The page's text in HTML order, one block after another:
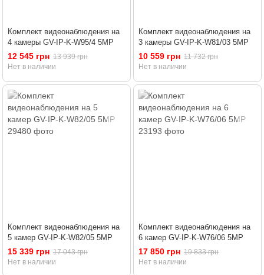
Комплект видеонаблюдения на
4 камеры GV-IP-K-W95/4 5MP
12 545 грн 13 939 грн
Нет в наличии
Комплект видеонаблюдения на
3 камеры GV-IP-K-W81/03 5MP
10 559 грн 11 732 грн
Нет в наличии
Комплект видеонаблюдения на
5 камер GV-IP-K-W82/05 5MP
15 339 грн 17 043 грн
Нет в наличии
Комплект видеонаблюдения на
6 камер GV-IP-K-W76/06 5MP
17 850 грн 19 833 грн
Нет в наличии